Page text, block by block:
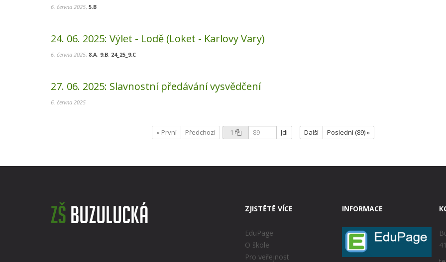
6. června 2025, 5.B
24. 06. 2025: Výlet - Lodě (Loket - Karlovy Vary)
6. června 2025, 8.A, 9.B, 24_25_9.C
27. 06. 2025: Slavnostní předávání vysvědčení
6. června 2025
« První Předchozí 1 Jdi Další Poslední (89) »
ZJISTĚTĚ VÍCE
EduPage
O škole
Pro veřejnost
INFORMACE